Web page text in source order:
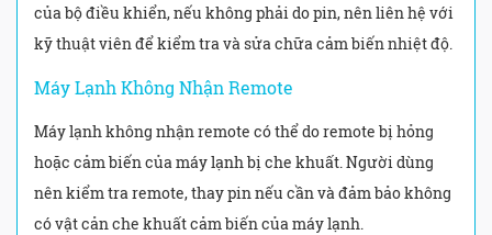
của bộ điều khiển, nếu không phải do pin, nên liên hệ với
kỹ thuật viên để kiểm tra và sửa chữa cảm biến nhiệt độ.
Máy Lạnh Không Nhận Remote
Máy lạnh không nhận remote có thể do remote bị hỏng
hoặc cảm biến của máy lạnh bị che khuất. Người dùng
nên kiểm tra remote, thay pin nếu cần và đảm bảo không
có vật cản che khuất cảm biến của máy lạnh.